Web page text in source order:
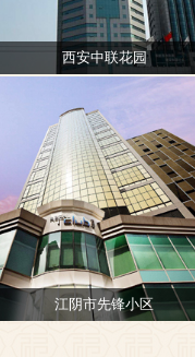
西安中联花园
江阴市先锋小区